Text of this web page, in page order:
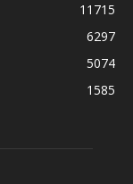
11715
6297
5074
1585